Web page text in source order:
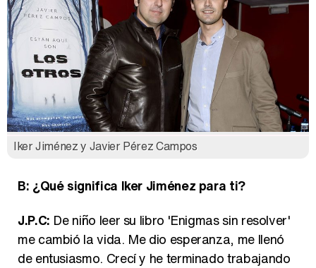
Iker Jiménez y Javier Pérez Campos
B: ¿Qué significa Iker Jiménez para ti?
J.P.C: De niño leer su libro 'Enigmas sin resolver'
me cambió la vida. Me dio esperanza, me llenó
de entusiasmo. Crecí y he terminado trabajando